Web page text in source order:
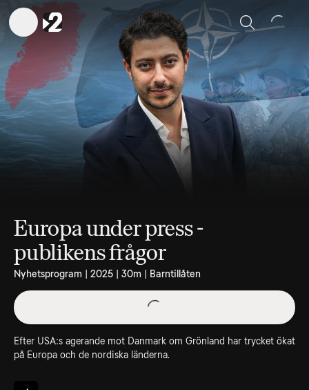
Sök
Europa under press -
publikens frågor
Nyhetsprogram | 2025 | 30m | Barntillåten
Efter USA:s agerande mot Danmark om Grönland har trycket ökat
på Europa och de nordiska länderna.